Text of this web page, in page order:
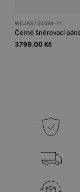
WOJAS / 24094-71
3799.00 Kč